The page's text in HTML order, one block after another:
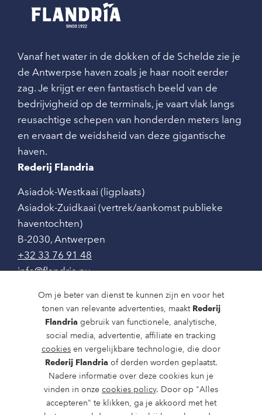
Om je beter van dienst te kunnen zijn en voor het
tonen van relevante advertenties, maakt Rederij
Flandria gebruik van functionele, analytische,
social media, advertentie, affiliate en tracking
cookies en vergelijkbare technologie, die door
Rederij Flandria of derden worden geplaatst.
Nadere informatie over deze cookies kun je
vinden in onze cookies policy. Door op "Alles
accepteren" te klikken, ga je akkoord met het
Vanaf het water in de dokken of de Schelde zie je
de Antwerpse haven zoals je haar nooit eerder
zag. Je krijgt er een fantastisch beeld van de
bedrijvigheid op de terminals, je vaart vlak langs
reusachtige schepen van honderden meters lang
en ervaart de weidsheid van deze gigantische
haven.
Rederij Flandria
Asiadok-Westkaai (ligplaats)
Asiadok-Zuidkaai (vertrek/aankomst publieke
haventochten)
B-2030, Antwerpen
+32 33 76 91 48
info@flandria.nu
Contact
Vaaragenda
Rondvaarten en dagtochten
Nieuws
Over ons
Route en bereikbaarheid